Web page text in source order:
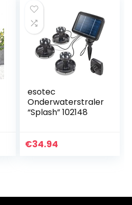
esotec
Onderwaterstraler
“Splash” 102148
€34.94